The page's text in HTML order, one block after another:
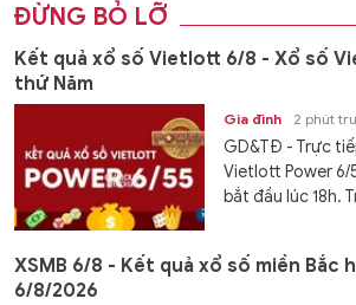
ĐỪNG BỎ LỠ
Kết quả xổ số Vietlott 6/8 - Xổ số
thứ Năm
Gia đình 2 phút
GD&TĐ - Trực
Vietlott Power 6/
bắt đầu lúc 18h.
XSMB 6/8 - Kết quả xổ số miền Bắc
6/8/2026